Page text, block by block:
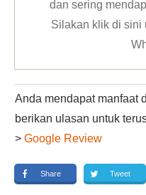
dan sering
Silakan klikdi sini
Anda mendapat manfaat
berikan ulasan untuk
> Google Review
Share Tweet